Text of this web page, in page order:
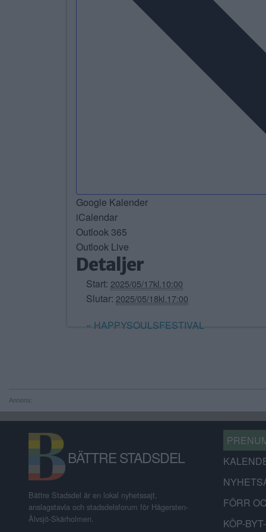
Google Kalender
iCalendar
Outlook 365
Outlook Live
Detaljer
Start: 2025/05/17kl.10:00
Slutar: 2025/05/18kl.17:00
« HAPPYSOULSFESTIVAL
Annons:
BÄTTRE STADSDEL
Bättre Stadsdel är en lokal nyhetssajt,
anslagstavla och stadsdelsforum för Hägersten-
Älvsjö-Skärholmen.
FÖRR
KÖP-